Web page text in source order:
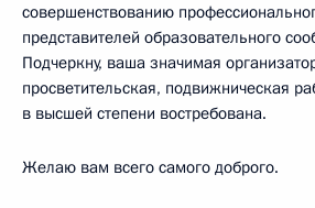
совершенствованию
представителей образовательного
Подчеркну, ваша значимая
просветительская, подвижническая
в высшей степени востребована.
Желаю вам всего самого доброго.